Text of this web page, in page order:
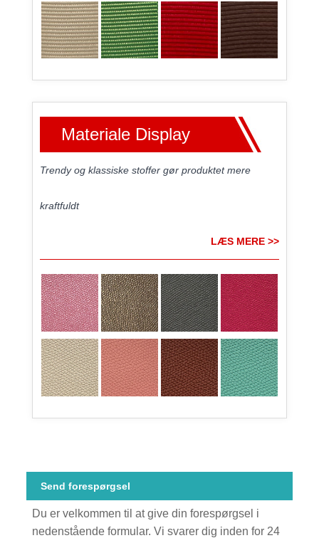
Materiale Display
Trendy og klassiske stoffer gør produktet mere
kraftfuldt
LÆS MERE >>
Send forespørgsel
Du er velkommen til at give din forespørgsel i
nedenstående formular. Vi svarer dig inden for 24